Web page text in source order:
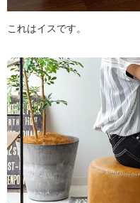
これはイスです。